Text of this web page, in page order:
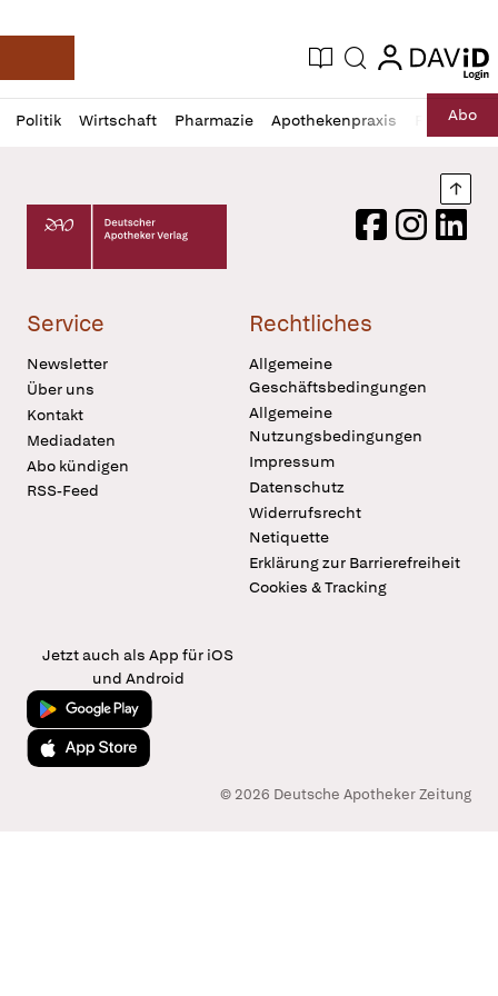
Deutsche Apotheker Zeitung
Aktuelle Ausgabe
Suche login
login
Politik Wirtschaft Pharmazie Apothekenpraxis RechtAbo
Profil
öffnen
Daz
Pur
Deutscher Apotheker Verlag Logo
FacebookInstagram
Service
Newsletter
Über uns
Kontakt
Mediadaten
Abo kündigen
RSS-Feed
Rechtliches
Allgemeine
Geschäftsbedingungen
Allgemeine
Nutzungsbedingungen
Impressum
Datenschutz
Widerrufsrecht
Netiquette
Erklärung zur Barrierefreiheit
Cookies & Tracking
Jetzt auch als App für iOS
und Android
Jetzt bei Google Play
Laden im App Store
© 2026 Deutsche Apotheker Zeitung